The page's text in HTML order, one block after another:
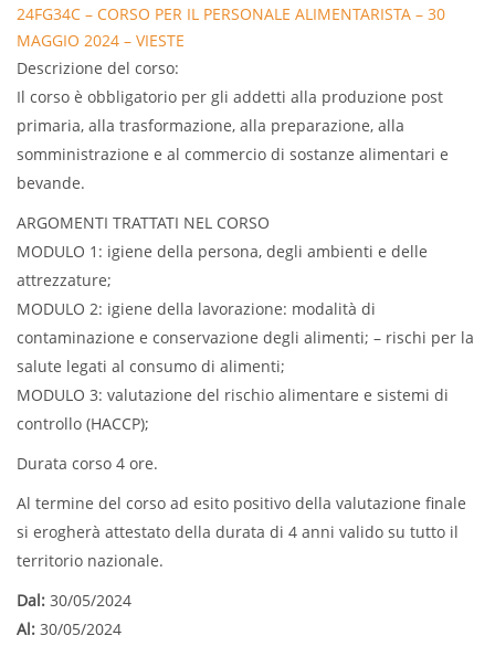
24FG34C – CORSO PER IL PERSONALE ALIMENTARISTA – 30
MAGGIO 2024 – VIESTE
Descrizione del corso:
Il corso è obbligatorio per gli addetti alla produzione post
primaria, alla trasformazione, alla preparazione, alla
somministrazione e al commercio di sostanze alimentari e
bevande.
ARGOMENTI TRATTATI NEL CORSO
MODULO 1: igiene della persona, degli ambienti e delle
attrezzature;
MODULO 2: igiene della lavorazione: modalità di
contaminazione e conservazione degli alimenti; – rischi per la
salute legati al consumo di alimenti;
MODULO 3: valutazione del rischio alimentare e sistemi di
controllo (HACCP);
Durata corso 4 ore.
Al termine del corso ad esito positivo della valutazione finale
si erogherà attestato della durata di 4 anni valido su tutto il
territorio nazionale.
Dal: 30/05/2024
Al: 30/05/2024